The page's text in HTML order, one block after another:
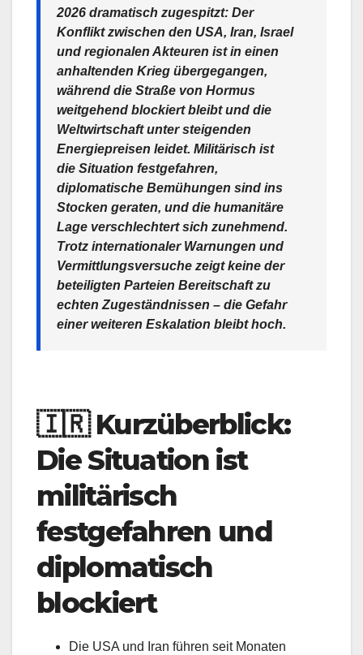
2026 dramatisch zugespitzt: Der
Konflikt zwischen den USA, Iran, Israel
und regionalen Akteuren ist in einen
anhaltenden Krieg übergegangen,
während die Straße von Hormus
weitgehend blockiert bleibt und die
Weltwirtschaft unter steigenden
Energiepreisen leidet. Militärisch ist
die Situation festgefahren,
diplomatische Bemühungen sind ins
Stocken geraten, und die humanitäre
Lage verschlechtert sich zunehmend.
Trotz internationaler Warnungen und
Vermittlungsversuche zeigt keine der
beteiligten Parteien Bereitschaft zu
echten Zugeständnissen – die Gefahr
einer weiteren Eskalation bleibt hoch.
🇮🇷Kurzüberblick:
Die Situation ist
militärisch
festgefahren und
diplomatisch
blockiert
Die USA und Iran führen seit Monaten